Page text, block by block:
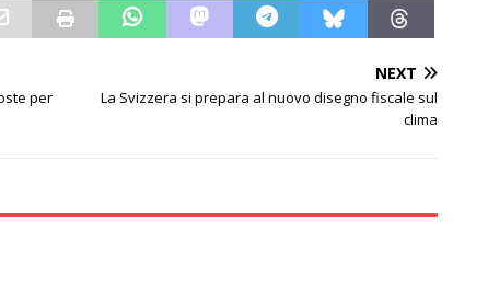
per
NEXT
La Svizzera si prepara al nuovo disegno fiscale sul
clima